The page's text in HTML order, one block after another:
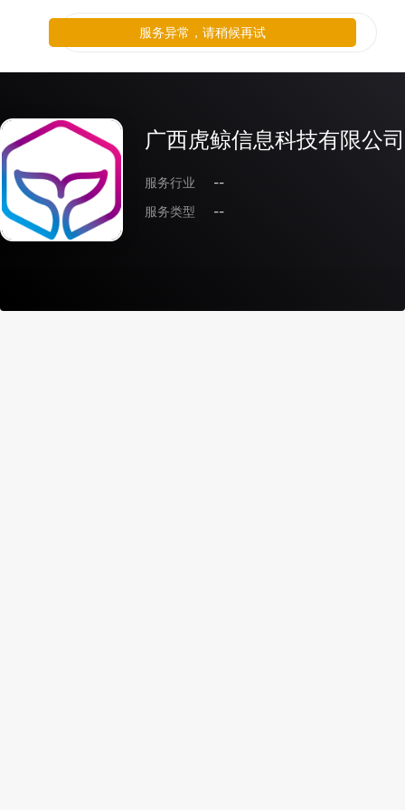
广西虎鲸信息科技有限公司
服务行业
--
服务类型
--
服务异常，请稍候再试